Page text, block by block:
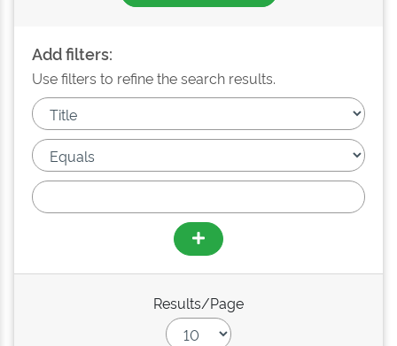
Add filters:
Use filters to refine the search results.
Results/Page